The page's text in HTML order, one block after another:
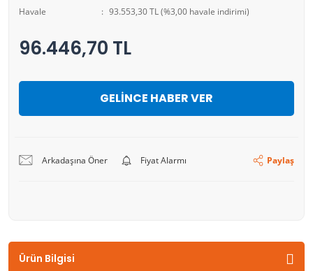
Havale
93.553,30 TL (%3,00 havale indirimi)
96.446,70 TL
GELİNCE HABER VER
Arkadaşına Öner Fiyat Alarmı Paylaş
Ürün Bilgisi